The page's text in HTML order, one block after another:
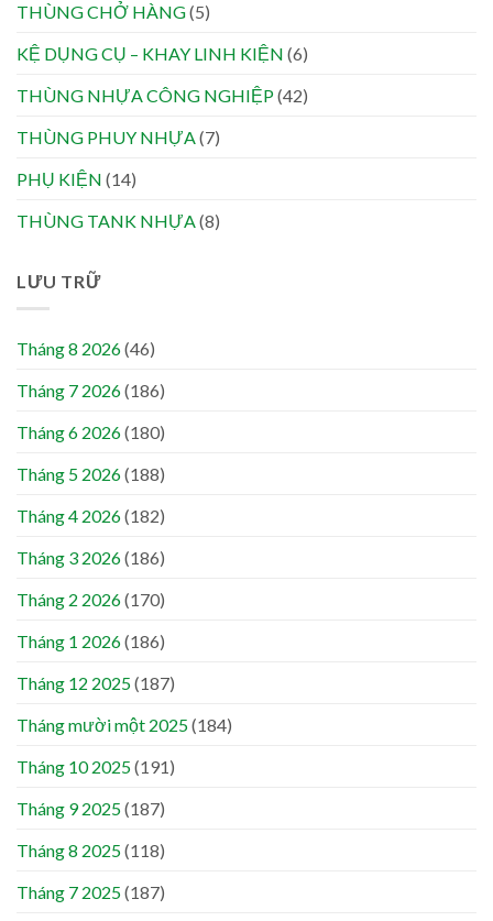
THÙNG CHỞ HÀNG(5)
KỆ DỤNG CỤ – KHAY LINH KIỆN (6)
THÙNG NHỰA CÔNG NGHIỆP(42)
THÙNG PHUY NHỰA(7)
PHỤ KIỆN (14)
THÙNG TANK NHỰA(8)
LƯU TRỮ
Tháng 8 2026(46)
Tháng 7 2026(186)
Tháng 6 2026(180)
Tháng 5 2026(188)
Tháng 4 2026(182)
Tháng 3 2026(186)
Tháng 2 2026(170)
Tháng 1 2026(186)
Tháng 12 2025(187)
Tháng mười một 2025(184)
Tháng 10 2025(191)
Tháng 9 2025(187)
Tháng 8 2025(118)
Tháng 7 2025(187)